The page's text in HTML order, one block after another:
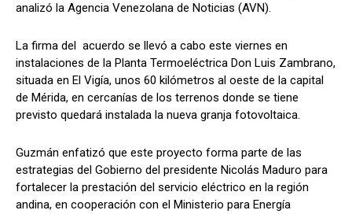
analizó la Agencia Venezolana de Noticias (AVN).
La firma del acuerdo se llevó a cabo este viernes en
instalaciones de la Planta Termoeléctrica Don Luis Zambrano,
situada en El Vigía, unos 60 kilómetros al oeste de la capital
de Mérida, en cercanías de los terrenos donde se tiene
previsto quedará instalada la nueva granja fotovoltaica.
Guzmán enfatizó que este proyecto forma parte de las
estrategias del Gobierno del presidente Nicolás Maduro para
fortalecer la prestación del servicio eléctrico en la región
andina, en cooperación con el Ministerio para Energía